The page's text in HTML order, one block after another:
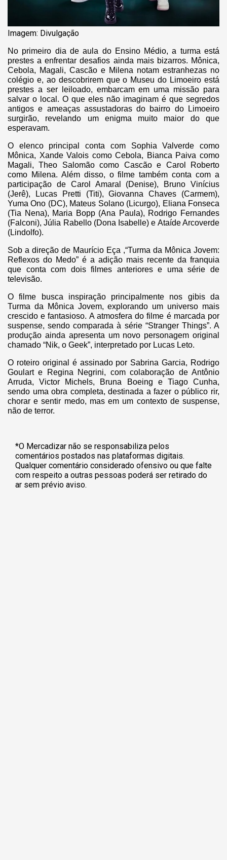
Imagem: Divulgação
No primeiro dia de aula do Ensino Médio, a turma está
prestes a enfrentar desafios ainda mais bizarros. Mônica,
Cebola, Magali, Cascão e Milena notam estranhezas no
colégio e, ao descobrirem que o Museu do Limoeiro está
prestes a ser leiloado, embarcam em uma missão para
salvar o local. O que eles não imaginam é que segredos
antigos e ameaças assustadoras do bairro do Limoeiro
surgirão, revelando um enigma muito maior do que
esperavam.
O elenco principal conta com Sophia Valverde como
Mônica, Xande Valois como Cebola, Bianca Paiva como
Magali, Theo Salomão como Cascão e Carol Roberto
como Milena. Além disso, o filme também conta com a
participação de Carol Amaral (Denise), Bruno Vinícius
(Jerê), Lucas Pretti (Titi), Giovanna Chaves (Carmem),
Yuma Ono (DC), Mateus Solano (Licurgo), Eliana Fonseca
(Tia Nena), Maria Bopp (Ana Paula), Rodrigo Fernandes
(Falconi), Júlia Rabello (Dona Isabelle) e Ataíde Arcoverde
(Lindolfo).
Sob a direção de Maurício Eça ,“Turma da Mônica Jovem:
Reflexos do Medo” é a adição mais recente da franquia
que conta com dois filmes anteriores e uma série de
televisão.
O filme busca inspiração principalmente nos gibis da
Turma da Mônica Jovem, explorando um universo mais
crescido e fantasioso. A atmosfera do filme é marcada por
suspense, sendo comparada à série “Stranger Things”. A
produção ainda apresenta um novo personagem original
chamado “Nik, o Geek”, interpretado por Lucas Leto.
O roteiro original é assinado por Sabrina Garcia, Rodrigo
Goulart e Regina Negrini, com colaboração de Antônio
Arruda, Victor Michels, Bruna Boeing e Tiago Cunha,
sendo uma obra completa, destinada a fazer o público rir,
chorar e sentir medo, mas em um contexto de suspense,
não de terror.
*O Mercadizar não se responsabiliza pelos
comentários postados nas plataformas digitais.
Qualquer comentário considerado ofensivo ou que falte
com respeito a outras pessoas poderá ser retirado do
ar sem prévio aviso.